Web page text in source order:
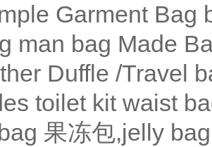
Garment Bag
man bag Made
Duffle /Travel
toilet kit waist
果冻包,jelly bag